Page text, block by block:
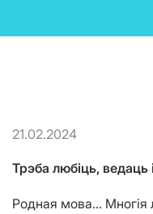
21.02.2024
Трэба любіць,
Родная мова… Многія